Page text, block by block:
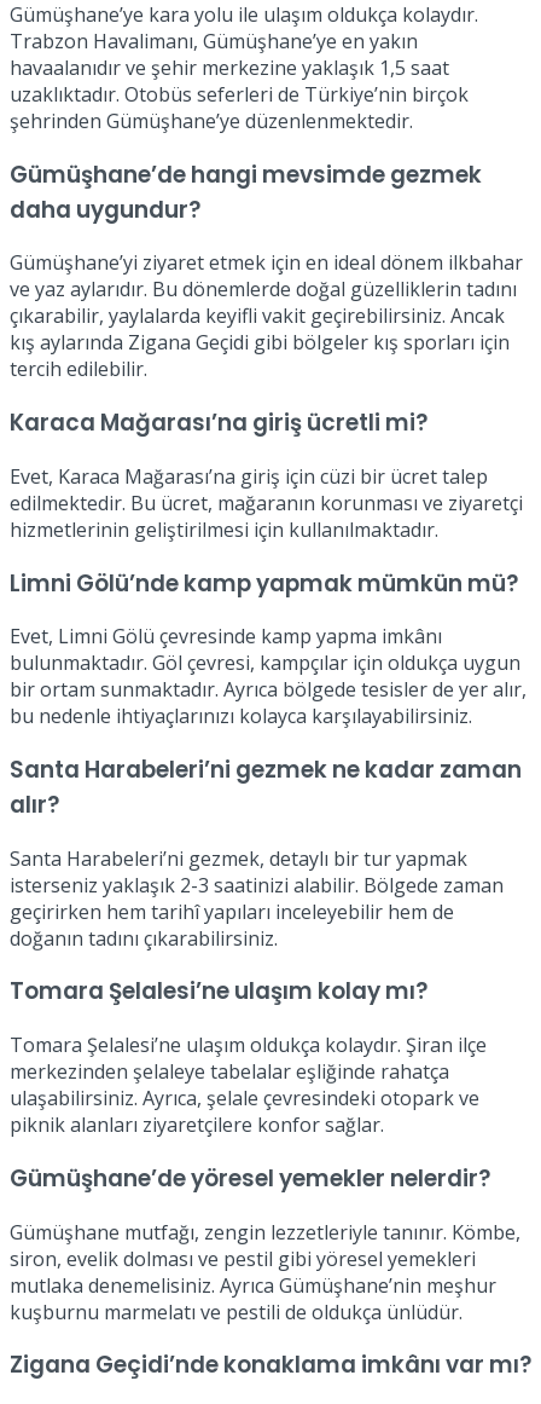
Gümüşhane’ye kara yolu ile ulaşım oldukça kolaydır.
Trabzon Havalimanı, Gümüşhane’ye en yakın
havaalanıdır ve şehir merkezine yaklaşık 1,5 saat
uzaklıktadır. Otobüs seferleri de Türkiye’nin birçok
şehrinden Gümüşhane’ye düzenlenmektedir.
Gümüşhane’de hangi mevsimde gezmek
daha uygundur?
Gümüşhane’yi ziyaret etmek için en ideal dönem ilkbahar
ve yaz aylarıdır. Bu dönemlerde doğal güzelliklerin tadını
çıkarabilir, yaylalarda keyifli vakit geçirebilirsiniz. Ancak
kış aylarında Zigana Geçidi gibi bölgeler kış sporları için
tercih edilebilir.
Karaca Mağarası’na giriş ücretli mi?
Evet, Karaca Mağarası’na giriş için cüzi bir ücret talep
edilmektedir. Bu ücret, mağaranın korunması ve ziyaretçi
hizmetlerinin geliştirilmesi için kullanılmaktadır.
Limni Gölü’nde kamp yapmak mümkün mü?
Evet, Limni Gölü çevresinde kamp yapma imkânı
bulunmaktadır. Göl çevresi, kampçılar için oldukça uygun
bir ortam sunmaktadır. Ayrıca bölgede tesisler de yer alır,
bu nedenle ihtiyaçlarınızı kolayca karşılayabilirsiniz.
Santa Harabeleri’ni gezmek ne kadar zaman
alır?
Santa Harabeleri’ni gezmek, detaylı bir tur yapmak
isterseniz yaklaşık 2-3 saatinizi alabilir. Bölgede zaman
geçirirken hem tarihî yapıları inceleyebilir hem de
doğanın tadını çıkarabilirsiniz.
Tomara Şelalesi’ne ulaşım kolay mı?
Tomara Şelalesi’ne ulaşım oldukça kolaydır. Şiran ilçe
merkezinden şelaleye tabelalar eşliğinde rahatça
ulaşabilirsiniz. Ayrıca, şelale çevresindeki otopark ve
piknik alanları ziyaretçilere konfor sağlar.
Gümüşhane’de yöresel yemekler nelerdir?
Gümüşhane mutfağı, zengin lezzetleriyle tanınır. Kömbe,
siron, evelik dolması ve pestil gibi yöresel yemekleri
mutlaka denemelisiniz. Ayrıca Gümüşhane’nin meşhur
kuşburnu marmelatı ve pestili de oldukça ünlüdür.
Zigana Geçidi’nde konaklama imkânı var mı?